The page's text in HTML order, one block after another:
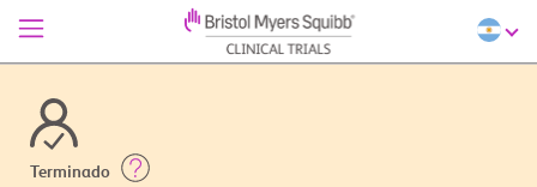
Terminado